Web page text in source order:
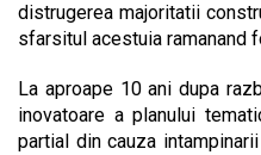
distrugerea majoritatii
sfarsitul acestuia ramanand
La aproape 10 ani dupa
inovatoare a planului
partial din cauza